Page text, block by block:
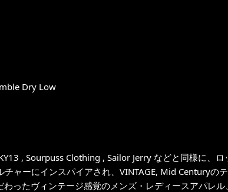
Dry Low
, Sourpuss Clothing , Sailor Jerry などと同様に、
チャーにインスパイアされ、VINTAGE, Mid Centuryの
わったヴィンテージ感覚のメンズ・レディースアパレ